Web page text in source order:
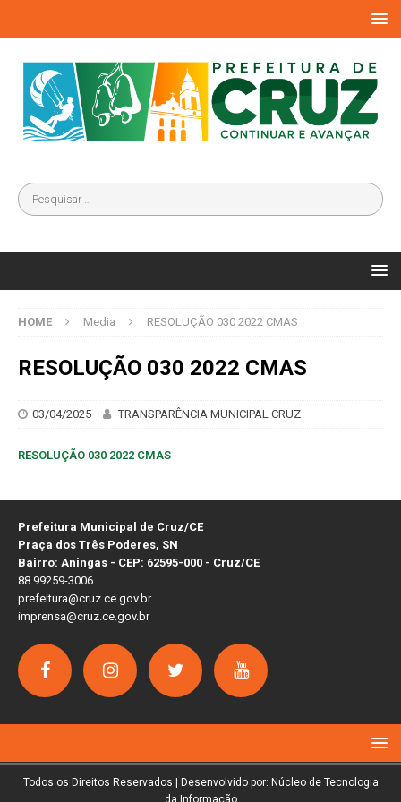
HOME Media RESOLUÇÃO 030 2022 CMAS
RESOLUÇÃO 030 2022 CMAS
03/04/2025 TRANSPARÊNCIA MUNICIPAL CRUZ
RESOLUÇÃO 030 2022 CMAS
Prefeitura Municipal de Cruz/CE
Praça dos Três Poderes, SN
Bairro: Aningas - CEP: 62595-000 - Cruz/CE
88 99259-3006
prefeitura@cruz.ce.gov.br
imprensa@cruz.ce.gov.br
Todos os Direitos Reservados | Desenvolvido por: Núcleo de Tecnologia
da Informação